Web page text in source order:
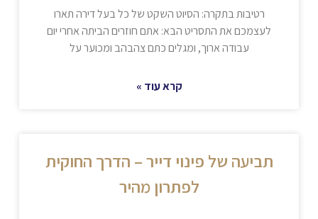
רטיבות בתקרה: הסיוט השקט של כל בעל דירה תארו
לעצמכם את התסריט הבא: אתם חוזרים הביתה אחרי יום
עבודה ארוך, ומגלים כתם צהבהב ומכוער על
קרא עוד »
תביעה של פינוי דייר – הדרך החוקית
לפתרון מהיר